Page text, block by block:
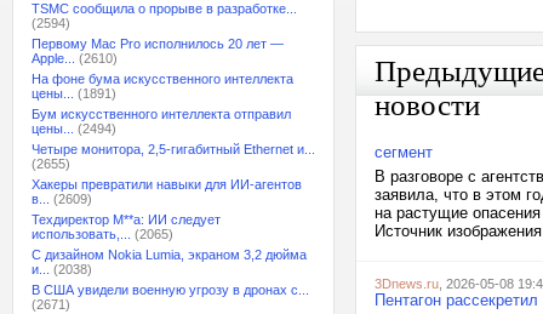
TSMC сообщила о прорыве в разработке...
(2594)
Первому Mac Pro исполнилось 20 лет —
Apple...
(2610)
На фоне бума искусственного интеллекта
цены...
(1891)
Бум искусственного интеллекта отправил
цены...
(2494)
Четыре монитора, 2,5-гигабитный Ethernet и...
(2655)
Хакеры превратили навыки для ИИ-агентов
в...
(2609)
Техдиректор M**a: ИИ следует
использовать,...
(2065)
С дизайном Nokia Lumia, экраном 3,2 дюйма
и...
(2038)
В США увидели военную угрозу в дронах с...
(2671)
новости
сегмент
В разговоре с
заявила, что в этом
на растущие
Источник
3Dnews.ru , 2026-05-08
Пентагон